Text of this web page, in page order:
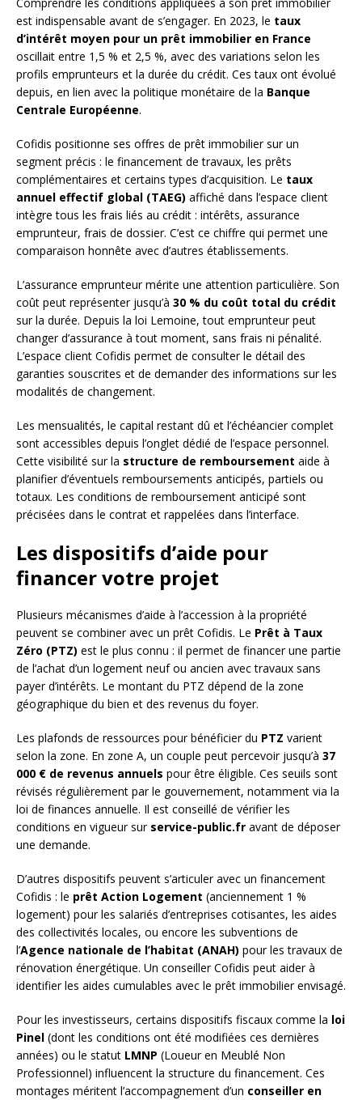
est indispensable avant de s’engager. En 2023, le taux
d’intérêt moyen pour un prêt immobilier en France
oscillait entre 1,5 % et 2,5 %, avec des variations selon les
profils emprunteurs et la durée du crédit. Ces taux ont évolué
depuis, en lien avec la politique monétaire de la Banque
Centrale Européenne.
Cofidis positionne ses offres de prêt immobilier sur un
segment précis : le financement de travaux, les prêts
complémentaires et certains types d’acquisition. Le taux
annuel effectif global (TAEG) affiché dans l’espace client
intègre tous les frais liés au crédit : intérêts, assurance
emprunteur, frais de dossier. C’est ce chiffre qui permet une
comparaison honnête avec d’autres établissements.
L’assurance emprunteur mérite une attention particulière. Son
coût peut représenter jusqu’à 30 % du coût total du crédit
sur la durée. Depuis la loi Lemoine, tout emprunteur peut
changer d’assurance à tout moment, sans frais ni pénalité.
L’espace client Cofidis permet de consulter le détail des
garanties souscrites et de demander des informations sur les
modalités de changement.
Les mensualités, le capital restant dû et l’échéancier complet
sont accessibles depuis l’onglet dédié de l’espace personnel.
Cette visibilité sur la structure de remboursement aide à
planifier d’éventuels remboursements anticipés, partiels ou
totaux. Les conditions de remboursement anticipé sont
précisées dans le contrat et rappelées dans l’interface.
Les dispositifs d’aide pour
financer votre projet
Plusieurs mécanismes d’aide à l’accession à la propriété
peuvent se combiner avec un prêt Cofidis. Le Prêt à Taux
Zéro (PTZ) est le plus connu : il permet de financer une partie
de l’achat d’un logement neuf ou ancien avec travaux sans
payer d’intérêts. Le montant du PTZ dépend de la zone
géographique du bien et des revenus du foyer.
Les plafonds de ressources pour bénéficier du PTZ varient
selon la zone. En zone A, un couple peut percevoir jusqu’à 37
000 € de revenus annuels pour être éligible. Ces seuils sont
révisés régulièrement par le gouvernement, notamment via la
loi de finances annuelle. Il est conseillé de vérifier les
conditions en vigueur sur service-public.fr avant de déposer
une demande.
D’autres dispositifs peuvent s’articuler avec un financement
Cofidis : le prêt Action Logement (anciennement 1 %
logement) pour les salariés d’entreprises cotisantes, les aides
des collectivités locales, ou encore les subventions de
l’Agence nationale de l’habitat (ANAH) pour les travaux de
rénovation énergétique. Un conseiller Cofidis peut aider à
identifier les aides cumulables avec le prêt immobilier envisagé.
Pour les investisseurs, certains dispositifs fiscaux comme la loi
Pinel (dont les conditions ont été modifiées ces dernières
années) ou le statut LMNP (Loueur en Meublé Non
Professionnel) influencent la structure du financement. Ces
montages méritent l’accompagnement d’un conseiller en